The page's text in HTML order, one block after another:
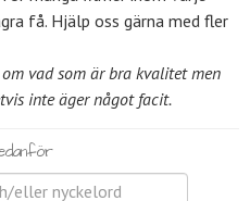
få. Hjälp oss gärna med fler
vad som är bra kvalitet men
inte äger något facit.